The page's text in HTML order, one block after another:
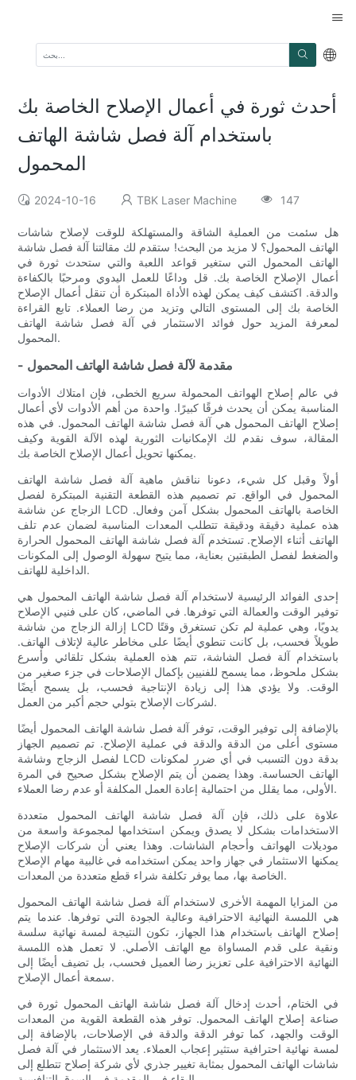
أحدث ثورة في أعمال الإصلاح الخاصة بك
باستخدام آلة فصل شاشة الهاتف
المحمول
2024-10-16 TBK Laser Machine 147
هل سئمت من العملية الشاقة والمستهلكة للوقت لإصلاح شاشات
الهاتف المحمول؟ لا مزيد من البحث! ستقدم لك مقالتنا آلة فصل شاشة
الهاتف المحمول التي ستغير قواعد اللعبة والتي ستحدث ثورة في
أعمال الإصلاح الخاصة بك. قل وداعًا للعمل اليدوي ومرحبًا بالكفاءة
والدقة. اكتشف كيف يمكن لهذه الأداة المبتكرة أن تنقل أعمال الإصلاح
الخاصة بك إلى المستوى التالي وتزيد من رضا العملاء. تابع القراءة
لمعرفة المزيد حول فوائد الاستثمار في آلة فصل شاشة الهاتف
المحمول.
- مقدمة لآلة فصل شاشة الهاتف المحمول
في عالم إصلاح الهواتف المحمولة سريع الخطى، فإن امتلاك الأدوات
المناسبة يمكن أن يحدث فرقًا كبيرًا. واحدة من أهم الأدوات لأي أعمال
إصلاح الهاتف المحمول هي آلة فصل شاشة الهاتف المحمول. في هذه
المقالة، سوف نقدم لك الإمكانيات الثورية لهذه الآلة القوية وكيف
يمكنها تحويل أعمال الإصلاح الخاصة بك.
أولاً وقبل كل شيء، دعونا نناقش ماهية آلة فصل شاشة الهاتف
المحمول في الواقع. تم تصميم هذه القطعة التقنية المبتكرة لفصل
الزجاج عن شاشة LCD الخاصة بالهاتف المحمول بشكل آمن وفعال.
هذه عملية دقيقة ودقيقة تتطلب المعدات المناسبة لضمان عدم تلف
الهاتف أثناء الإصلاح. تستخدم آلة فصل شاشة الهاتف المحمول الحرارة
والضغط لفصل الطبقتين بعناية، مما يتيح سهولة الوصول إلى المكونات
الداخلية للهاتف.
إحدى الفوائد الرئيسية لاستخدام آلة فصل شاشة الهاتف المحمول هي
توفير الوقت والعمالة التي توفرها. في الماضي، كان على فنيي الإصلاح
إزالة الزجاج من شاشة LCD يدويًا، وهي عملية لم تكن تستغرق وقتًا
طويلاً فحسب، بل كانت تنطوي أيضًا على مخاطر عالية لإتلاف الهاتف.
باستخدام آلة فصل الشاشة، تتم هذه العملية بشكل تلقائي وأسرع
بشكل ملحوظ، مما يسمح للفنيين بإكمال الإصلاحات في جزء صغير من
الوقت. ولا يؤدي هذا إلى زيادة الإنتاجية فحسب، بل يسمح أيضًا
لشركات الإصلاح بتولي حجم أكبر من العمل.
بالإضافة إلى توفير الوقت، توفر آلة فصل شاشة الهاتف المحمول أيضًا
مستوى أعلى من الدقة والدقة في عملية الإصلاح. تم تصميم الجهاز
لفصل الزجاج وشاشة LCD بدقة دون التسبب في أي ضرر لمكونات
الهاتف الحساسة. وهذا يضمن أن يتم الإصلاح بشكل صحيح في المرة
الأولى، مما يقلل من احتمالية إعادة العمل المكلفة أو عدم رضا العملاء.
علاوة على ذلك، فإن آلة فصل شاشة الهاتف المحمول متعددة
الاستخدامات بشكل لا يصدق ويمكن استخدامها لمجموعة واسعة من
موديلات الهواتف وأحجام الشاشات. وهذا يعني أن شركات الإصلاح
يمكنها الاستثمار في جهاز واحد يمكن استخدامه في غالبية مهام الإصلاح
الخاصة بها، مما يوفر تكلفة شراء قطع متعددة من المعدات.
من المزايا المهمة الأخرى لاستخدام آلة فصل شاشة الهاتف المحمول
هي اللمسة النهائية الاحترافية وعالية الجودة التي توفرها. عندما يتم
إصلاح الهاتف باستخدام هذا الجهاز، تكون النتيجة لمسة نهائية سلسة
ونقية على قدم المساواة مع الهاتف الأصلي. لا تعمل هذه اللمسة
النهائية الاحترافية على تعزيز رضا العميل فحسب، بل تضيف أيضًا إلى
سمعة أعمال الإصلاح.
في الختام، أحدث إدخال آلة فصل شاشة الهاتف المحمول ثورة في
صناعة إصلاح الهاتف المحمول. توفر هذه القطعة القوية من المعدات
الوقت والجهد، كما توفر الدقة والدقة في الإصلاحات، بالإضافة إلى
لمسة نهائية احترافية ستثير إعجاب العملاء. يعد الاستثمار في آلة فصل
شاشات الهاتف المحمول بمثابة تغيير جذري لأي شركة إصلاح تتطلع إلى